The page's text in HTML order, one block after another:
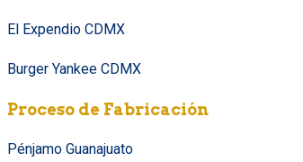
El Expendio CDMX
Burger Yankee CDMX
Proceso de Fabricación
Pénjamo Guanajuato